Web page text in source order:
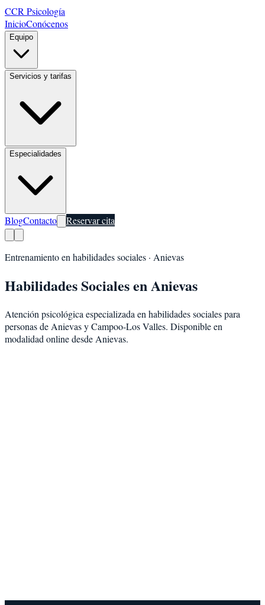
CCR Psicología
InicioConócenos
Equipo
Servicios y tarifas
Especialidades
BlogContacto Reservar cita
Entrenamiento en habilidades sociales · Anievas
Habilidades SocialesenAnievas
Atención psicológica especializada en habilidades socialespara
personas de AnievasyCampoo-Los Valles. Disponible en
modalidad online desde Anievas.